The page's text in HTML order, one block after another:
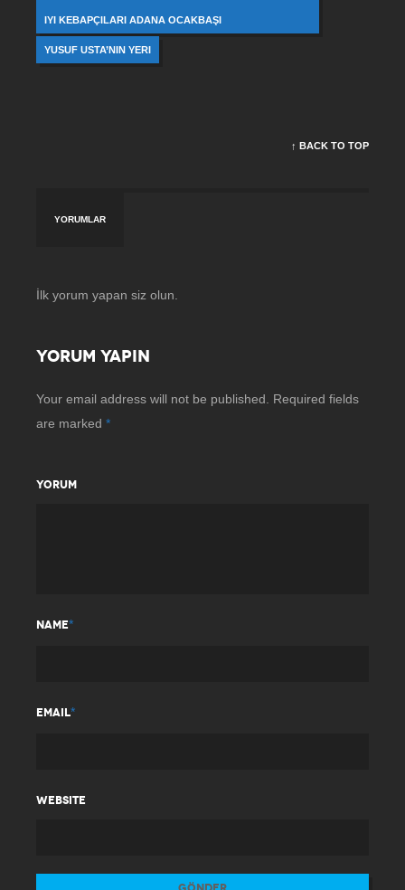
IYI KEBAPÇILARI ADANA OCAKBAŞI
YUSUF USTA’NIN YERI
↑ BACK TO TOP
YORUMLAR
İlk yorum yapan siz olun.
YORUM YAPIN
Your email address will not be published.
Required fields
are marked *
YORUM
NAME*
EMAIL*
WEBSITE